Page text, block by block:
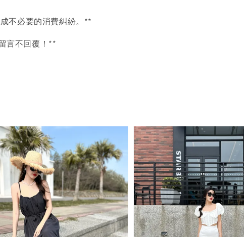
不必要的消費糾紛。**
言不回覆！**